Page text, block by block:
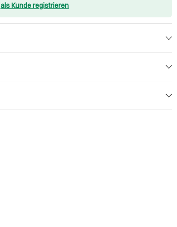
als Kunde registrieren